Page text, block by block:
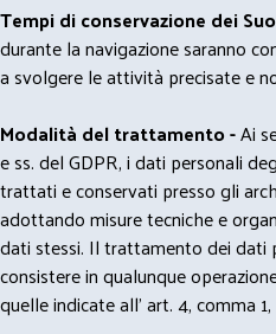
Tempi di conservazione dei
durante la navigazione saranno
a svolgere le attività precisate e
Modalità del trattamento -Ai
e ss. del GDPR, i dati personali
trattati e conservati presso gli
adottando misure tecniche e
dati stessi. Il trattamento dei dati
consistere in qualunque
quelle indicate all' art. 4, comma